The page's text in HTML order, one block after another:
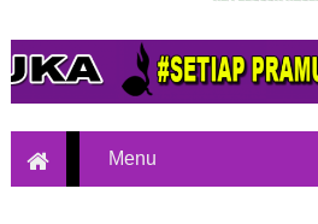
Pelosok Negeri